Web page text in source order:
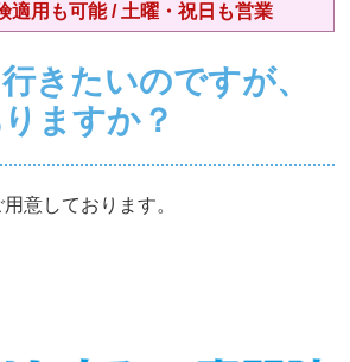
適用も可能 / 土曜・祝日も営業
きたいのですが、
ますか？
意しております。